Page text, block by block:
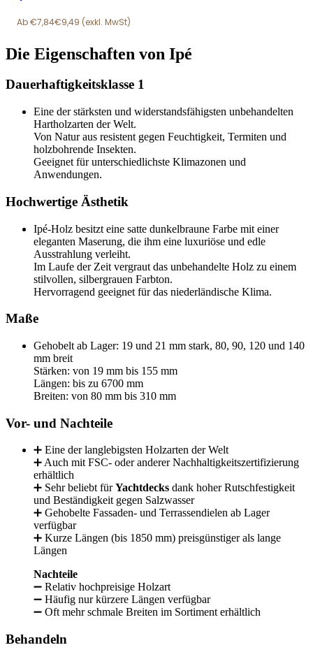
€7,84€9,49
Die Eigenschaften von Ipé
Dauerhaftigkeitsklasse 1
Eine der stärksten und widerstandsfähigsten unbehandelten
Hartholzarten der Welt.
Von Natur aus resistent gegen Feuchtigkeit, Termiten und
holzbohrende Insekten.
Geeignet für unterschiedlichste Klimazonen und
Anwendungen.
Hochwertige Ästhetik
Ipé-Holz besitzt eine satte dunkelbraune Farbe mit einer
eleganten Maserung, die ihm eine luxuriöse und edle
Ausstrahlung verleiht.
Im Laufe der Zeit vergraut das unbehandelte Holz zu einem
stilvollen, silbergrauen Farbton.
Hervorragend geeignet für das niederländische Klima.
Maße
Gehobelt ab Lager: 19 und 21 mm stark, 80, 90, 120 und 140
mm breit
Stärken: von 19 mm bis 155 mm
Längen: bis zu 6700 mm
Breiten: von 80 mm bis 310 mm
Vor- und Nachteile
➕ Eine der langlebigsten Holzarten der Welt
➕ Auch mit FSC- oder anderer Nachhaltigkeitszertifizierung
erhältlich
➕ Sehr beliebt fürYachtdecks dank hoher Rutschfestigkeit
und Beständigkeit gegen Salzwasser
➕ Gehobelte Fassaden- und Terrassendielen ab Lager
verfügbar
➕ Kurze Längen (bis 1850 mm) preisgünstiger als lange
Längen
Nachteile
➖ Relativ hochpreisige Holzart
➖ Häufig nur kürzere Längen verfügbar
➖ Oft mehr schmale Breiten im Sortiment erhältlich
Behandeln